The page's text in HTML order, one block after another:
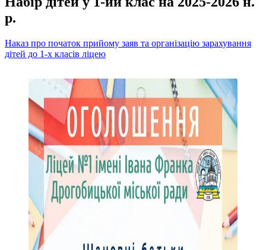
р.
Наказ про початок прийому заяв та організацію зарахування
дітей до 1-х класів ліцею